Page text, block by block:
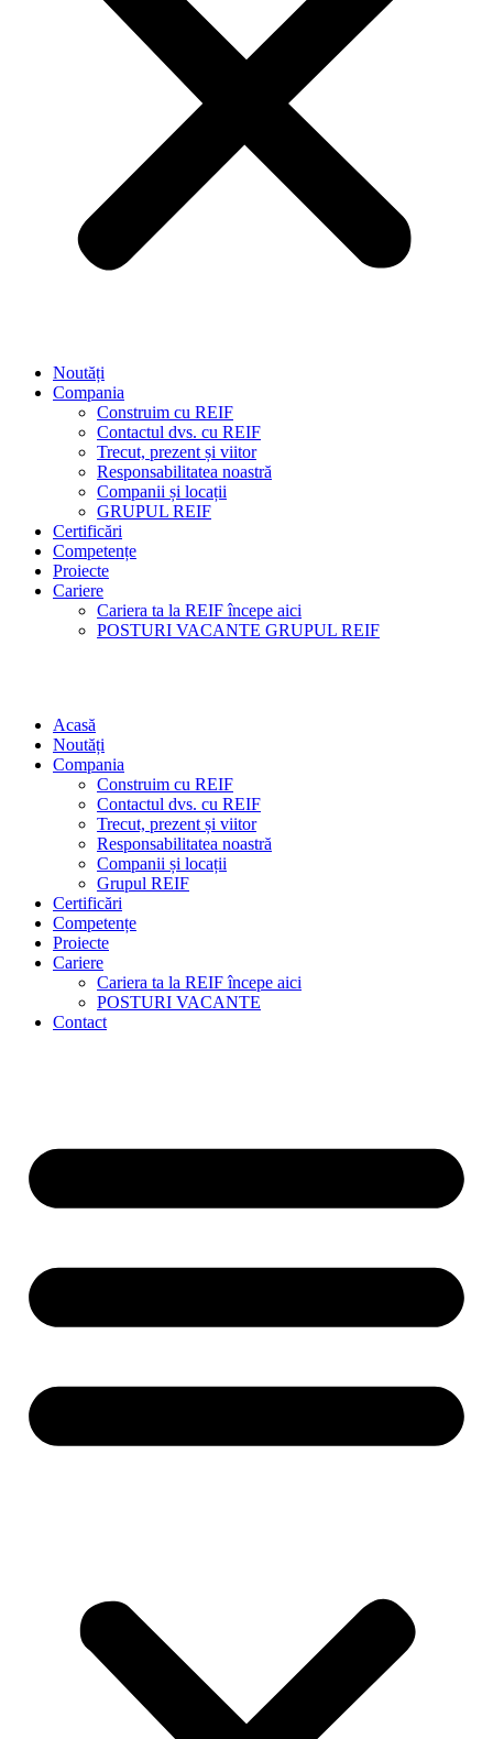
Noutăți
Compania
Construim cu REIF
Contactul dvs. cu REIF
Trecut, prezent și viitor
Responsabilitatea noastră
Companii și locații
GRUPUL REIF
Certificări
Competențe
Proiecte
Cariere
Cariera ta la REIF începe aici
POSTURI VACANTE GRUPUL REIF
Acasă
Noutăți
Compania
Construim cu REIF
Contactul dvs. cu REIF
Trecut, prezent și viitor
Responsabilitatea noastră
Companii și locații
Grupul REIF
Certificări
Competențe
Proiecte
Cariere
Cariera ta la REIF începe aici
POSTURI VACANTE
Contact